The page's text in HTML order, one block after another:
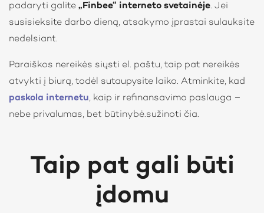
padaryti galite „Finbee“ interneto svetainėje. Jei
susisieksite darbo dieną, atsakymo įprastai sulauksite
nedelsiant.
Paraiškos nereikės siųsti el. paštu, taip pat nereikės
atvykti į biurą, todėl sutaupysite laiko. Atminkite, kad
paskola internetu, kaip ir refinansavimo paslauga –
nebe privalumas, bet būtinybė.sužinoti čia.
Taip pat gali būti
įdomu